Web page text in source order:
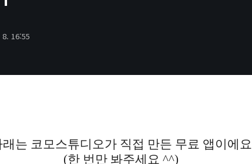
16:55
래는 코모스튜디오가 직접 만든 무료 앱이에요
(한 번만 봐주세요 ^^)